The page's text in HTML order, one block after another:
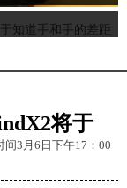
将于
间3月6日下午17：00